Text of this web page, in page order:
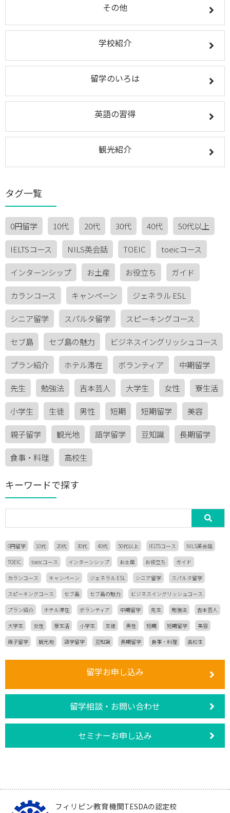
その他
学校紹介
留学のいろは
英語の習得
観光紹介
タグ一覧
0円留学 10代 20代 30代 40代 50代以上
IELTSコース NILS英会話 TOEIC toeicコース
インターンシップ お土産 お役立ち ガイド
カランコース キャンペーン ジェネラル ESL
シニア留学 スパルタ留学 スピーキングコース
セブ島 セブ島の魅力 ビジネスイングリッシュコース
プラン紹介 ホテル滞在 ボランティア 中期留学
先生 勉強法 吉本芸人 大学生 女性 寮生活
小学生 生徒 男性 短期 短期留学 美容
親子留学 観光地 語学留学 豆知識 長期留学
食事・料理 高校生
キーワードで探す
0円留学 10代 20代 30代 40代 50代以上 IELTSコース NILS英会話
TOEIC toeicコース インターンシップ お土産 お役立ち ガイド
カランコース キャンペーン ジェネラル ESL シニア留学 スパルタ留学
スピーキングコース セブ島 セブ島の魅力 ビジネスイングリッシュコース
プラン紹介 ホテル滞在 ボランティア 中期留学 先生 勉強法 吉本芸人
大学生 女性 寮生活 小学生 生徒 男性 短期 短期留学 美容
親子留学 観光地 語学留学 豆知識 長期留学 食事・料理 高校生
留学お申し込み
留学相談・お問い合わせ
セミナーお申し込み
フィリピン教育機関TESDAの認定校